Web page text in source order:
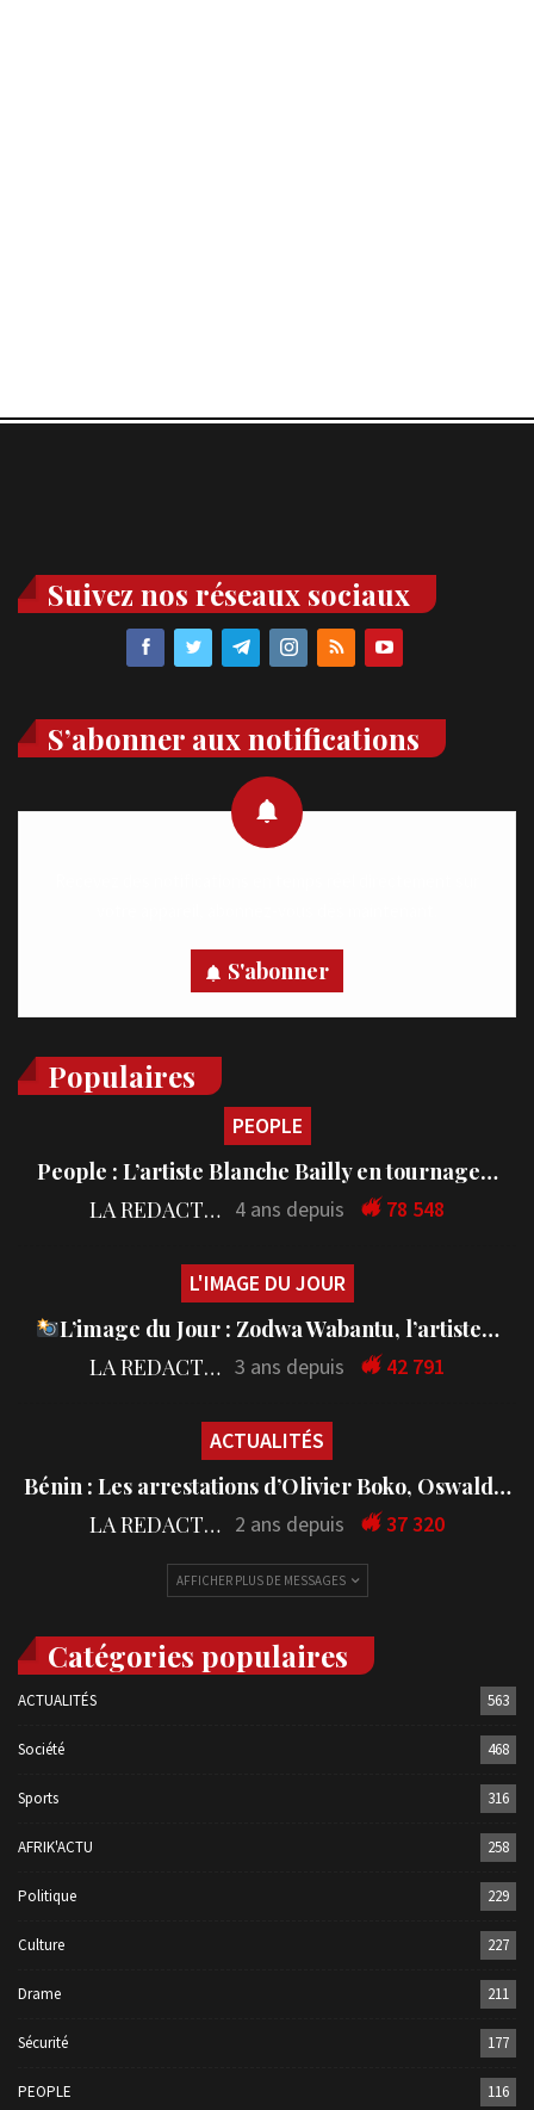
Suivez nos réseaux sociaux
S’abonner aux notifications
S'abonner
Populaires
PEOPLE
People : L’artiste Blanche Bailly en tournage…
LA REDACTION 4 ans depuis 78 548
L'IMAGE DU JOUR
L’image du Jour : Zodwa Wabantu, l’artiste…
LA REDACTION 3 ans depuis 42 791
ACTUALITÉS
Bénin : Les arrestations d’Olivier Boko, Oswald…
LA REDACTION 2 ans depuis 37 320
AFFICHER PLUS DE MESSAGES
Catégories populaires
ACTUALITÉS 563
Société 468
Sports 316
AFRIK'ACTU 258
Politique 229
Culture 227
Drame 211
Sécurité 177
PEOPLE 116